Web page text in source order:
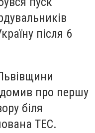
після 6
про першу
біля
ТЕС.